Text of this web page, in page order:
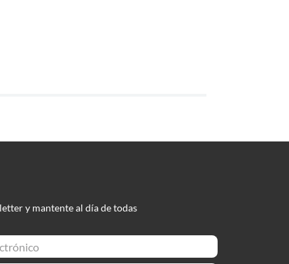
y mantente al día de todas